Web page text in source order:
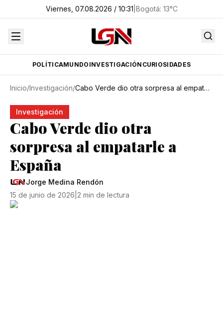
Viernes, 07.08.2026 / 10:31 Bogotá: 13°C
POLÍTICAMUNDO INVESTIGACIÓN CURIOSIDADES
Inicio/Investigación/ Cabo Verde dio otra sorpresa al empatarle a España
Investigación
Cabo Verde dio otra
sorpresa al empatarle a
España
Jorge Medina Rendón
15 de junio de 2026 2 min de lectura